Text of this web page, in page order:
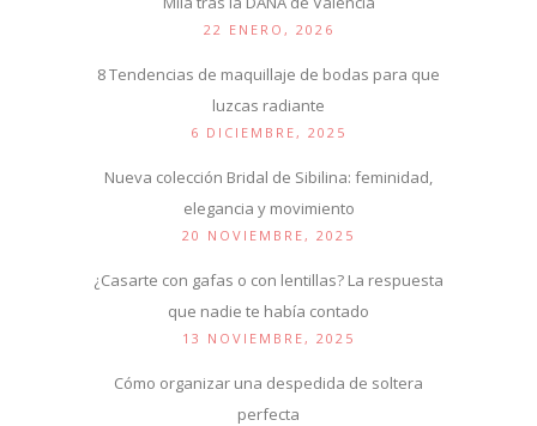
22 ENERO, 2026
8 Tendencias de maquillaje de bodas para que
luzcas radiante
6 DICIEMBRE, 2025
Nueva colección Bridal de Sibilina: feminidad,
elegancia y movimiento
20 NOVIEMBRE, 2025
¿Casarte con gafas o con lentillas? La respuesta
que nadie te había contado
13 NOVIEMBRE, 2025
Cómo organizar una despedida de soltera
perfecta